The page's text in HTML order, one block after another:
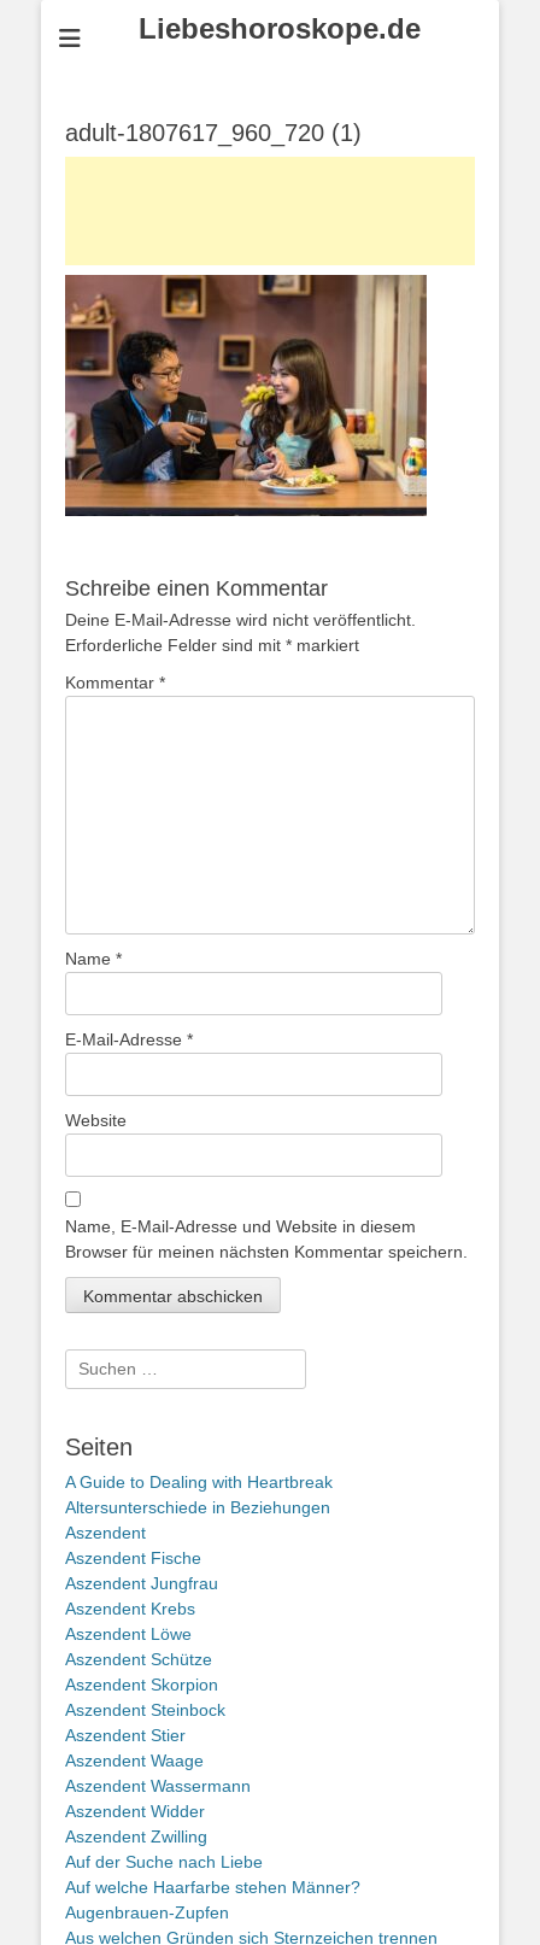
Liebeshoroskope.de
adult-1807617_960_720 (1)
Schreibe einen Kommentar
Deine E-Mail-Adresse wird nicht veröffentlicht.
Erforderliche Felder sind mit * markiert
Kommentar *
Name *
E-Mail-Adresse *
Website
Name, E-Mail-Adresse und Website in diesem
Browser für meinen nächsten Kommentar speichern.
Suche
nach:
Seiten
A Guide to Dealing with Heartbreak
Altersunterschiede in Beziehungen
Aszendent
Aszendent Fische
Aszendent Jungfrau
Aszendent Krebs
Aszendent Löwe
Aszendent Schütze
Aszendent Skorpion
Aszendent Steinbock
Aszendent Stier
Aszendent Waage
Aszendent Wassermann
Aszendent Widder
Aszendent Zwilling
Auf der Suche nach Liebe
Auf welche Haarfarbe stehen Männer?
Augenbrauen-Zupfen
Aus welchen Gründen sich Sternzeichen trennen